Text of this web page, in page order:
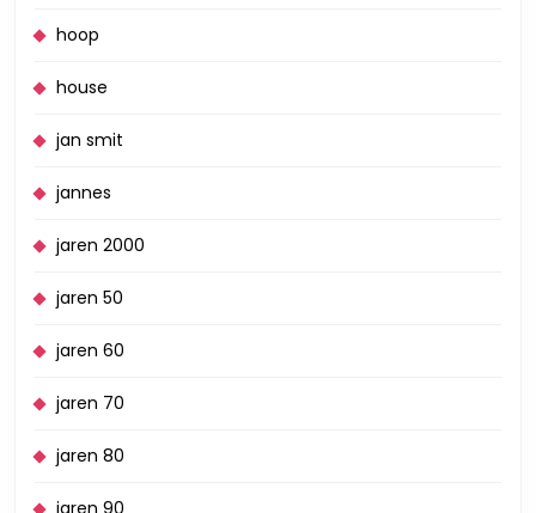
hoop
house
jan smit
jannes
jaren 2000
jaren 50
jaren 60
jaren 70
jaren 80
jaren 90